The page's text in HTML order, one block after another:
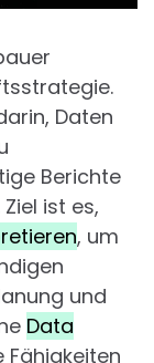
Daten
Berichte
ist es,
, um
und
Data
Fähigkeiten